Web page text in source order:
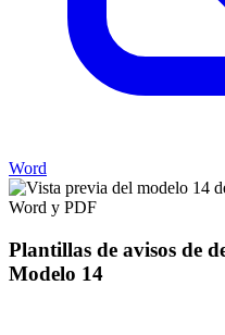
Word
Plantillas de avisos de
Modelo 14